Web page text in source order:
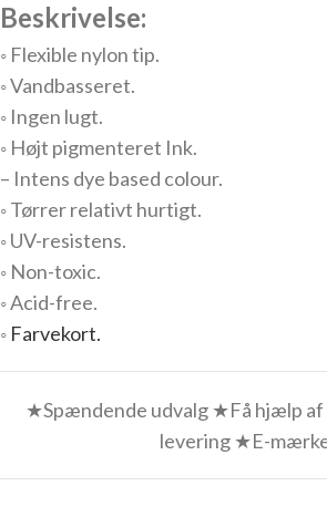
Beskrivelse:
◦ Flexible nylon tip.
◦ Vandbasseret.
◦ Ingen lugt.
◦ Højt pigmenteret Ink.
– Intens dye based colour.
◦ Tørrer relativt hurtigt.
◦ UV-resistens.
◦ Non-toxic.
◦ Acid-free.
◦ Farvekort.
★Spændende udvalg ★Få hjælp
levering ★E-